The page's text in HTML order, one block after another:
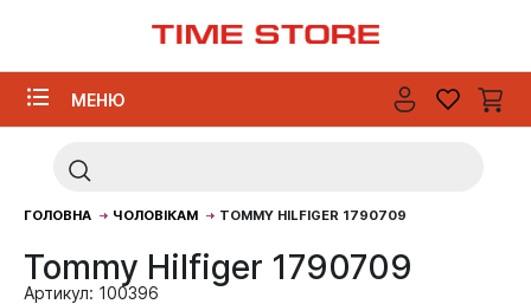
МЕНЮ
ГОЛОВНА ЧОЛОВІКАМ TOMMY HILFIGER 1790709
Tommy Hilfiger 1790709
Артикул: 100396